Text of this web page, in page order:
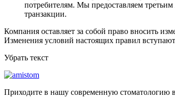
потребителям. Мы предоставляем
транзакции.
Компания оставляет за собой право вносить
Изменения условий настоящих правил
Убрать текст
Приходите в нашу современную стоматологию в